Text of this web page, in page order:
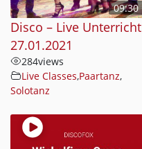
09:30
Disco – Live Unterricht
27.01.2021
284views
Live Classes,Paartanz,
Solotanz